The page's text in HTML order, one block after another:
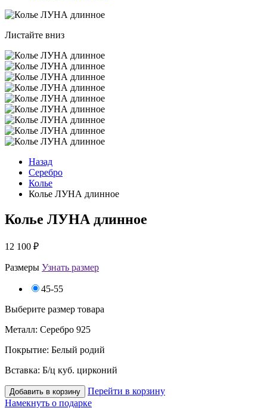
Листайте вниз
Назад
Серебро
Колье
Колье ЛУНА длинное
Колье ЛУНА длинное
12 100 ₽
Размеры Узнать размер
45-55
Выберите размер товара
Металл: Серебро 925
Покрытие: Белый родий
Вставка: Б/ц куб. цирконий
Добавить в корзину
Перейти в корзину
Намекнуть о подарке